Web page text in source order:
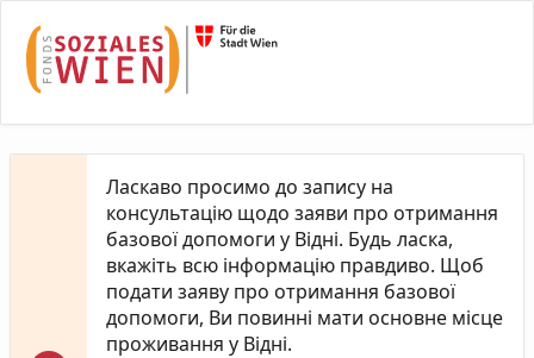
Ласкаво просимо до запису на
консультацію щодо заяви про отримання
базової допомоги у Відні. Будь ласка,
вкажіть всю інформацію правдиво. Щоб
подати заяву про отримання базової
допомоги, Ви повинні мати основне місце
проживання у Відні.